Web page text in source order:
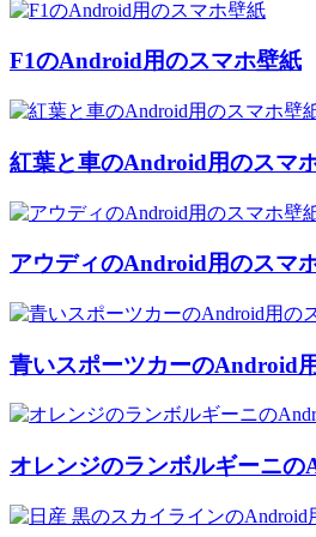
F1のAndroid用のスマホ壁紙
紅葉と車のAndroid用のスマ
アウディのAndroid用のスマ
青いスポーツカーのAndroid
オレンジのランボルギーニ